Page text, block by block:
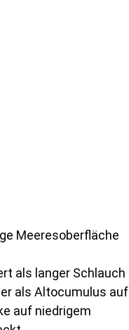
Meeresoberfläche
als langer Schlauch
als Altocumulus auf
auf niedrigem